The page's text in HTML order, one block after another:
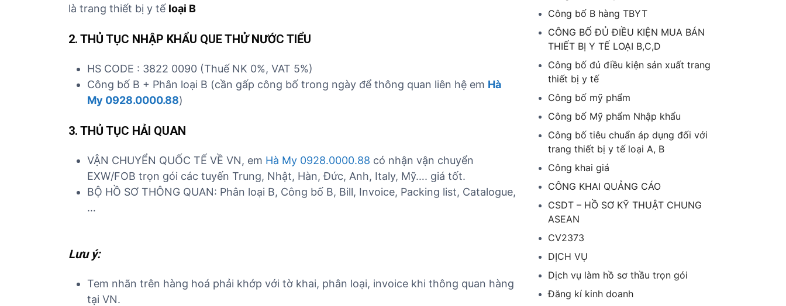
là trang thiết bị y tế loại B
2. THỦ TỤC NHẬP KHẨU QUE THỬ NƯỚC TIỂU
HS CODE : 3822 0090 (Thuế NK 0%, VAT 5%)
Công bố B + Phân loại B (cần gấp công bố trong ngày để thông quan liên hệ em Hà
My 0928.0000.88)
3. THỦ TỤC HẢI QUAN
VẬN CHUYỂN QUỐC TẾ VỀ VN, em Hà My 0928.0000.88 có nhận vận chuyển
EXW/FOB trọn gói các tuyến Trung, Nhật, Hàn, Đức, Anh, Italy, Mỹ…. giá tốt.
BỘ HỒ SƠ THÔNG QUAN: Phân loại B, Công bố B, Bill, Invoice, Packing list, Catalogue,
…
Lưu ý:
Tem nhãn trên hàng hoá phải khớp với tờ khai, phân loại, invoice khi thông quan hàng
tại VN.
Công bố B hàng TBYT
CÔNG BỐ ĐỦ ĐIỀU KIỆN MUA BÁN
THIẾT BỊ Y TẾ LOẠI B,C,D
Công bố đủ điều kiện sản xuất trang
thiết bị y tế
Công bố mỹ phẩm
Công bố Mỹ phẩm Nhập khẩu
Công bố tiêu chuẩn áp dụng đối với
trang thiết bị y tế loại A, B
Công khai giá
CÔNG KHAI QUẢNG CÁO
CSDT – HỒ SƠ KỸ THUẬT CHUNG
ASEAN
CV2373
DỊCH VỤ
Dịch vụ làm hồ sơ thầu trọn gói
Đăng kí kinh doanh